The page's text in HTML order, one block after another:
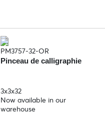
PM3757-32-OR
Pinceau de calligraphie
3x3x32
Now available in our
warehouse